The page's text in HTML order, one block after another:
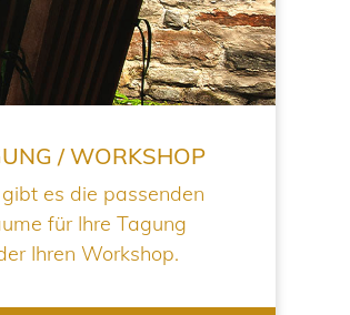
/ WORKSHOP
es die passenden
für Ihre Tagung
Ihren Workshop.